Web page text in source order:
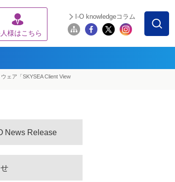
様はこちら
I-O knowledgeコラム
ェア「SKYSEA Client View
News Release